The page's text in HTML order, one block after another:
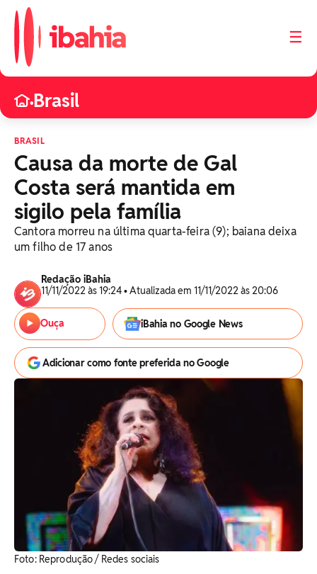
☰
•Brasil
BRASIL
Causa da morte de Gal
Costa será mantida em
sigilo pela família
Cantora morreu na última quarta-feira (9); baiana deixa
um filho de 17 anos
Redação iBahia
11/11/2022 às 19:24 • Atualizada em 11/11/2022 às 20:06
Ouça iBahia no Google News
Adicionar como fonte preferida no Google
Foto: Reprodução / Redes sociais